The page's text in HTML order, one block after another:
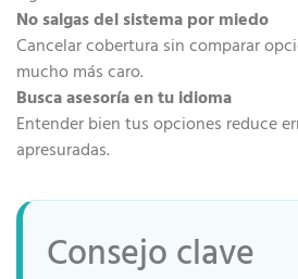
No salgas del sistema por miedo
Cancelar cobertura sin comparar
mucho más caro.
Busca asesoría en tu idioma
Entender bien tus opciones reduce
apresuradas.
Consejo clave